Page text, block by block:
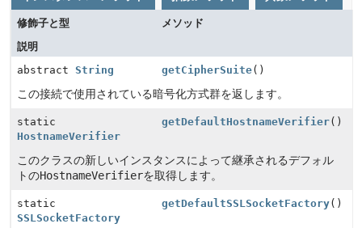
修飾子と型
メソッド
説明
abstract String getCipherSuite()
この接続で使用されている暗号化方式群を返します。
static
HostnameVerifier
getDefaultHostnameVerifier()
このクラスの新しいインスタンスによって継承されるデフォル
トのHostnameVerifierを取得します。
static
SSLSocketFactory
getDefaultSSLSocketFactory()